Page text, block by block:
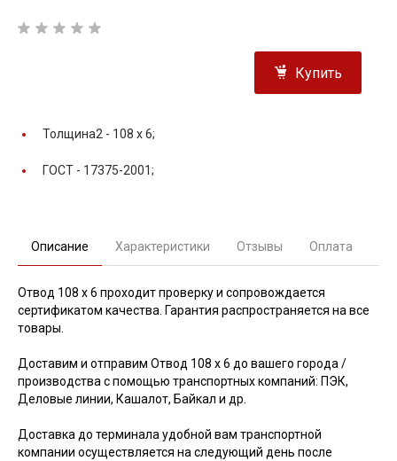
Купить
Толщина2 - 108 x 6;
ГОСТ - 17375-2001;
Описание Характеристики Отзывы Оплата
Отвод 108 х 6 проходит проверку и сопровождается
сертификатом качества. Гарантия распространяется на все
товары.
Доставим и отправим Отвод 108 х 6 до вашего города /
производства с помощью транспортных компаний: ПЭК,
Деловые линии, Кашалот, Байкал и др.
Доставка до терминала удобной вам транспортной
компании осуществляется на следующий день после